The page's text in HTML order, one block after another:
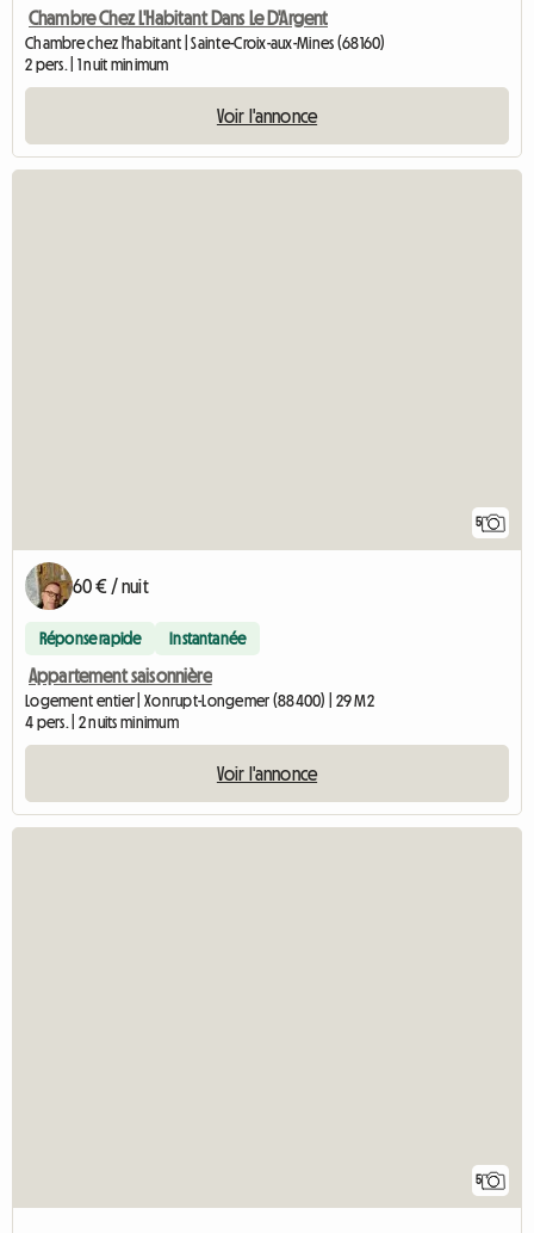
Chambre Chez L'Habitant Dans Le D'Argent
Chambre chez l'habitant | Sainte-Croix-aux-Mines (68160)
2 pers. | 1 nuit minimum
Voir l'annonce
5
60 € / nuit
Réponse rapide Instantanée
Appartement saisonnière
Logement entier | Xonrupt-Longemer (88400) | 29 M2
4 pers. | 2 nuits minimum
Voir l'annonce
5